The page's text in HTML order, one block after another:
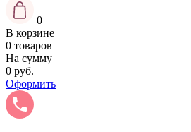
0
В корзине
0 товаров
На сумму
0 руб.
Оформить